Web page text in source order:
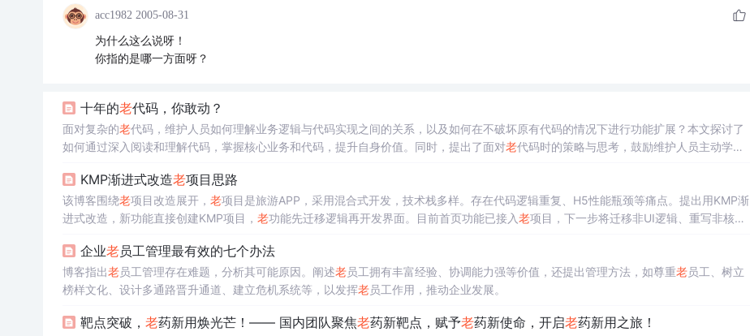
acc1982 2005-08-31
为什么这么说呀！
你指的是哪一方面呀？
十年的老代码，你敢动？
面对复杂的老代码，维护人员如何理解业务逻辑与代码实现之间的关系，以及如何在不破坏原有代码的情况下进行功能扩展？本文探讨了
如何通过深入阅读和理解代码，掌握核心业务和代码，提升自身价值。同时，提出了面对老代码时的策略与思考，鼓励维护人员主动学
KMP渐进式改造老项目思路
该博客围绕老项目改造展开， 老项目是旅游APP，采用混合式开发，技术栈多样。存在代码逻辑重复、H5性能瓶颈等痛点。提出用KMP渐
进式改造，新功能直接创建KMP项目， 老功能先迁移逻辑再开发界面。目前首页功能已接入老项目，下一步将迁移非UI逻辑、重写非核心
企业老员工管理最有效的七个办法
博客指出老员工管理存在难题，分析其可能原因。阐述老员工拥有丰富经验、协调能力强等价值，还提出管理方法，如尊重老员工、树立
榜样文化、设计多通路晋升通道、建立危机系统等，以发挥老员工作用，推动企业发展。
靶点突破， 老药新用焕光芒！—— 国内团队聚焦老药新靶点，赋予老药新使命，开启老药新用之旅！